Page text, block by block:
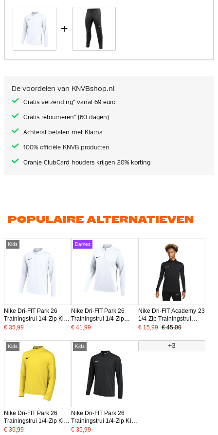
+
De voordelen van KNVBshop.nl
Gratis verzending* vanaf 69 euro
Gratis retourneren* (60 dagen)
Achteraf betalen met Klarna
100% officiële KNVB producten
Oranje ClubCard houders krijgen 20% korting
POPULAIRE ALTERNATIEVEN
Kids
Nike Dri-FIT Park 26
Trainingstrui 1/4-Zip Kids
Wit Zwart
€ 35,99
Dames
Nike Dri-FIT Park 26
Trainingstrui 1/4-Zip
Dames Wit Zwart
€ 41,99
Nike Dri-FIT Academy 23
1/4-Zip Trainingstrui
Zwart Wit
€ 15,99 € 45,00
Kids
Nike Dri-FIT Park 26
Trainingstrui 1/4-Zip Kids
Geel Zwart
€ 35,99
Kids
Nike Dri-FIT Park 26
Trainingstrui 1/4-Zip Kids
Zwart Wit
€ 35,99
+3